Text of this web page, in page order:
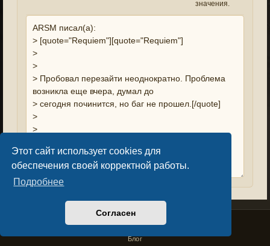
Этот сайт использует cookies для
обеспечения своей корректной работы.
Подробнее
Согласен
значения.
Privacy PolicyLicense Agreement
Copyright © Sacralium Games 2023-
Блог